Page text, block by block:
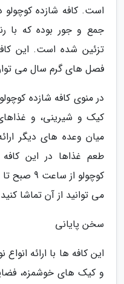
است. کافه شازده
جمع و جور بوده که با
تزئین شده است. این
فصل های گرم سال می
در منوی کافه شازده
کیک و شیرینی، و
میان وعده های دیگر
طعم غذاها در این
می توانید از آن تماشا
سخن پایانی
این کافه ها با ارائه
و کیک های خوشمزه،